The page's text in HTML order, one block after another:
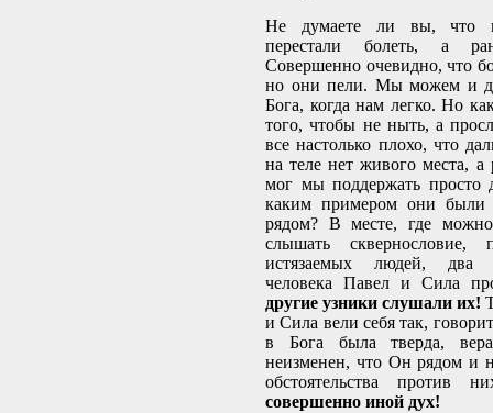
Не думаете ли вы, что
перестали болеть, а
Совершенно очевидно, что
но они пели. Мы можем и
Бога, когда нам легко. Но
того, чтобы не ныть, а
все настолько плохо, что
на теле нет живого места, а
мог мы поддержать
каким примером они были
рядом? В месте, где
слышать сквернословие,
истязаемых людей, два
человека Павел и Сила
другие узники слушали их!
и Сила вели себя так,
в Бога была тверда,
неизменен, что Он рядом и
обстоятельства против
совершенно иной дух!